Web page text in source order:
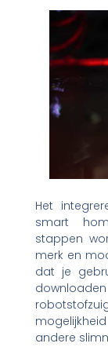
Het
smart
stappen
merk en
dat je
andere